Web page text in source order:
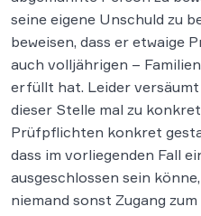
seine eigene Unschuld zu
beweisen, dass er
auch volljährigen –
erfüllt hat. Leider
dieser Stelle mal zu
Prüfpflichten konkret
dass im vorliegenden Fall
ausgeschlossen sein
niemand sonst Zugang